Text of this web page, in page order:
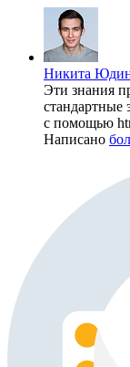
Никита
Эти знания
стандартные
с помощью
Написано